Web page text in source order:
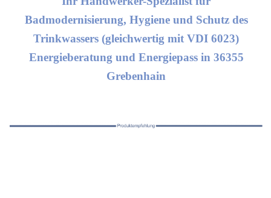
Badmodernisierung, Hygiene und Schutz des
Trinkwassers (gleichwertig mit VDI 6023)
Energieberatung und Energiepass in 36355
Grebenhain